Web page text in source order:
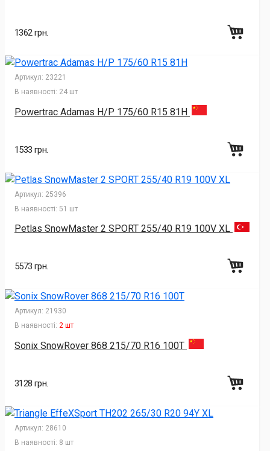
1362 грн.
Артикул: 23221
В наявності: 24 шт
Powertrac Adamas H/P 175/60 R15 81H
1533 грн.
Артикул: 25396
В наявності: 51 шт
Petlas SnowMaster 2 SPORT 255/40 R19 100V XL
5573 грн.
Артикул: 21930
В наявності: 2 шт
Sonix SnowRover 868 215/70 R16 100T
3128 грн.
Артикул: 28610
В наявності: 8 шт